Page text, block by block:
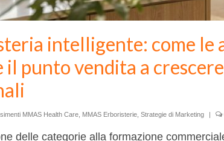
intelligente: come le
il punto vendita a
MMAS Health Care MMAS Erboristerie Strategie di Marketing |
delle categorie alla formazione